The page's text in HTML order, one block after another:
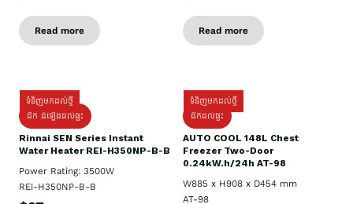
Read more Read more
ទំនិញមកដល់ថ្មី
ដឹក ដំឡើងដល់ផ្ទះ
Rinnai SEN Series Instant
Water Heater REI-H350NP-B-B
Power Rating: 3500W
REI-H350NP-B-B
ទំនិញមកដល់ថ្មី
ដឹកដល់ផ្ទះ
AUTO COOL 148L Chest
Freezer Two-Door
0.24kW.h/24h AT-98
W885 x H908 x D454 mm
AT-98